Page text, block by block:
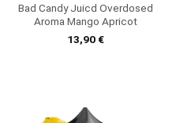
Bad Candy Juicd Overdosed
Aroma Mango Apricot
13,90€